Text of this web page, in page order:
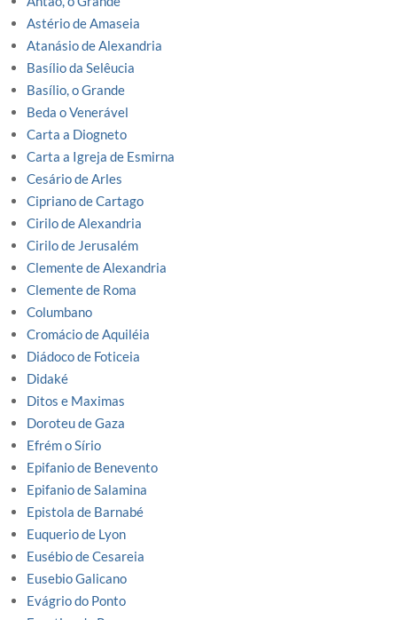
Astério de Amaseia
Atanásio de Alexandria
Basílio da Selêucia
Basílio, o Grande
Beda o Venerável
Carta a Diogneto
Carta a Igreja de Esmirna
Cesário de Arles
Cipriano de Cartago
Cirilo de Alexandria
Cirilo de Jerusalém
Clemente de Alexandria
Clemente de Roma
Columbano
Cromácio de Aquiléia
Diádoco de Foticeia
Didaké
Ditos e Maximas
Doroteu de Gaza
Efrém o Sírio
Epifanio de Benevento
Epifanio de Salamina
Epistola de Barnabé
Euquerio de Lyon
Eusébio de Cesareia
Eusebio Galicano
Evágrio do Ponto